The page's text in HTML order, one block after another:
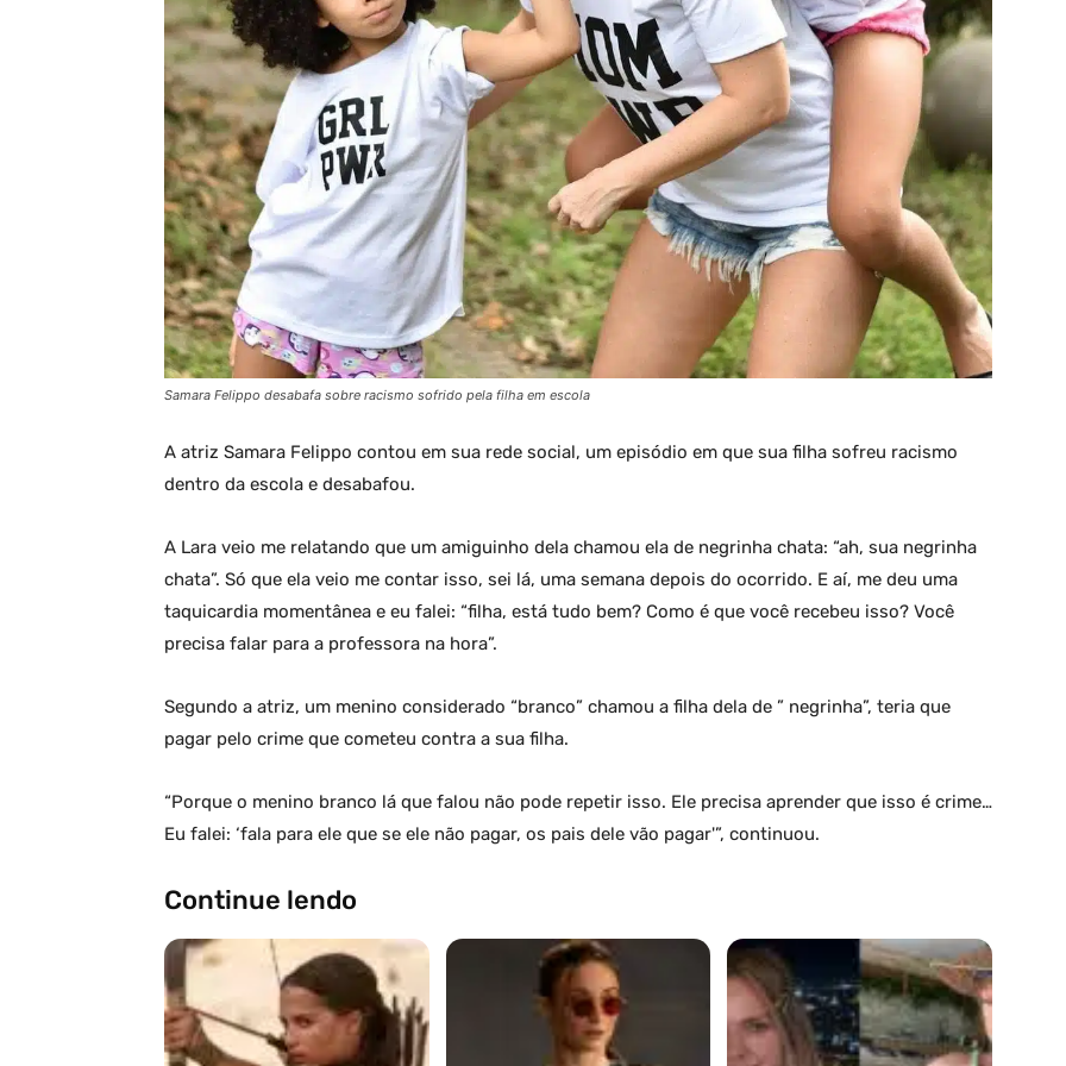
Samara Felippo desabafa sobre racismo sofrido pela filha em escola
A atriz Samara Felippo contou em sua rede social, um episódio em que sua filha sofreu racismo
dentro da escola e desabafou.
A Lara veio me relatando que um amiguinho dela chamou ela de negrinha chata: “ah, sua negrinha
chata”. Só que ela veio me contar isso, sei lá, uma semana depois do ocorrido. E aí, me deu uma
taquicardia momentânea e eu falei: “filha, está tudo bem? Como é que você recebeu isso? Você
precisa falar para a professora na hora”.
Segundo a atriz, um menino considerado “branco” chamou a filha dela de ” negrinha”, teria que
pagar pelo crime que cometeu contra a sua filha.
“Porque o menino branco lá que falou não pode repetir isso. Ele precisa aprender que isso é crime…
Eu falei: ‘fala para ele que se ele não pagar, os pais dele vão pagar'”, continuou.
Continue lendo